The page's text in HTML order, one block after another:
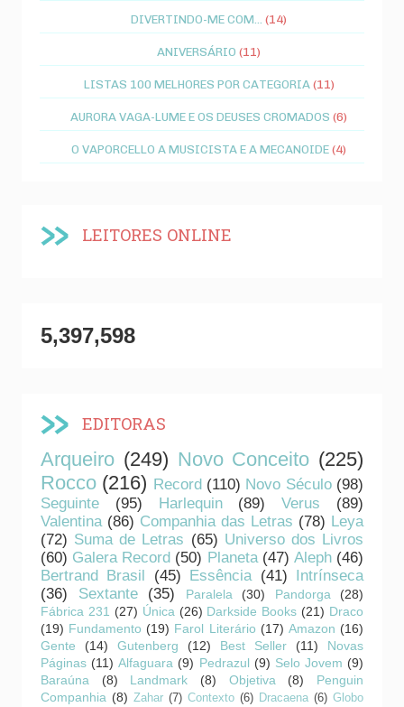
DIVERTINDO-ME COM... (14)
ANIVERSÁRIO (11)
LISTAS 100 MELHORES POR CATEGORIA (11)
AURORA VAGA-LUME E OS DEUSES CROMADOS (6)
O VAPORCELLO A MUSICISTA E A MECANOIDE(4)
LEITORES ONLINE
5,397,598
EDITORAS
Arqueiro (249) Novo Conceito (225)
Rocco (216) Record (110) Novo Século (98)
Seguinte
(95) Harlequin (89) Verus
(89)
Valentina (86) Companhia das Letras (78) Leya
(72) Suma de Letras (65) Universo dos Livros
(60) Galera Record (50) Planeta (47) Aleph (46)
Bertrand Brasil
(45) Essência (41) Intrínseca
(36)
Sextante (35) Paralela (30) Pandorga
(28)
Fábrica 231 (27) Única (26) Darkside Books (21) Draco
(19) Fundamento (19) Farol Literário (17) Amazon (16)
Gente
(14) Gutenberg (12) Best Seller (11)
Novas
Páginas (11) Alfaguara (9) Pedrazul (9) Selo Jovem (9)
Baraúna
(8) Landmark (8) Objetiva (8)
Penguin
Companhia (8) Zahar (7) Contexto (6) Dracaena (6) Globo